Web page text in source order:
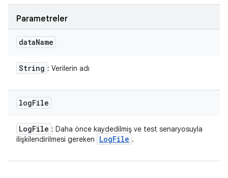
Parametreler
dataName
String : Verilerin adı
logFile
LogFile : Daha önce kaydedilmiş ve test senaryosuyla
ilişkilendirilmesi gereken
LogFile .